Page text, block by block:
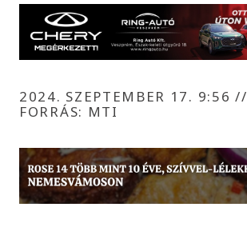
2024. SZEPTEMBER 17. 9:56//
FORRÁS: MTI